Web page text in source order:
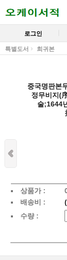
로그인
특별도서 희귀본
중국명판본
정무비지(
술;1644
상품가 :
배송비 :
수량 :